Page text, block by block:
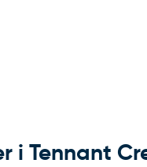
i Tennant